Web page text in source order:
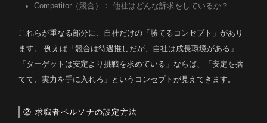
Competitor（競合）： 他社はどんな訴求をしているか？
これらが重なる部分に、自社だけの「勝てるコンセプト」があり
ます。 例えば「競合は待遇推しだが、自社は成長環境がある」
「ターゲットは安定より挑戦を求めている」ならば、「安定を捨
てて、実力を手に入れろ」というコンセプトが見えてきます。
② 求職者ペルソナの設定方法